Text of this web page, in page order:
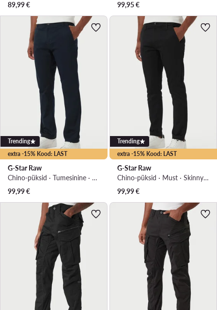
89,99€
99,95€
extra -15% Kood: LAST
Trending
G-Star Raw
Chino-püksid · Tumesinine · Regular Fit
99,99€
extra -15% Kood: LAST
Trending
G-Star Raw
Chino-püksid · Must · Skinny Fit
99,99€